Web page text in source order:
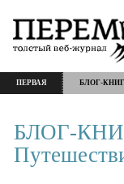
ПЕРВАЯ БЛОГ-
БЛОГ-